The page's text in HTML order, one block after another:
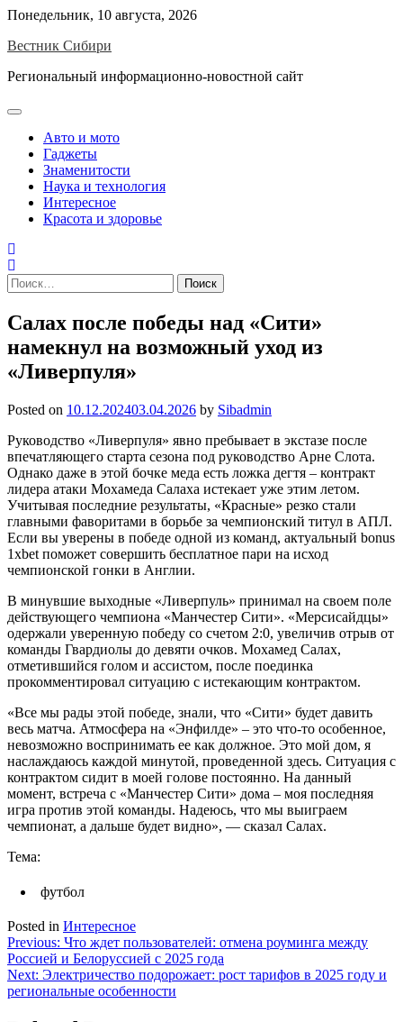
Skip
content
Понедельник, 10 августа, 2026
Вестник Сибири
Региональный информационно-новостной сайт
Авто и мото
Гаджеты
Знаменитости
Наука и технология
Интересное
Красота и здоровье
Найти:
Салах после победы над «Сити»
намекнул на возможный уход из
«Ливерпуля»
Posted on 10.12.202403.04.2026 by Sibadmin
Руководство «Ливерпуля» явно пребывает в экстазе после
впечатляющего старта сезона под руководство Арне Слота.
Однако даже в этой бочке меда есть ложка дегтя – контракт
лидера атаки Мохамеда Салаха истекает уже этим летом.
Учитывая последние результаты, «Красные» резко стали
главными фаворитами в борьбе за чемпионский титул в АПЛ.
Если вы уверены в победе одной из команд, актуальный bonus
1xbet поможет совершить бесплатное пари на исход
чемпионской гонки в Англии.
В минувшие выходные «Ливерпуль» принимал на своем поле
действующего чемпиона «Манчестер Сити». «Мерсисайдцы»
одержали уверенную победу со счетом 2:0, увеличив отрыв от
команды Гвардиолы до девяти очков. Мохамед Салах,
отметившийся голом и ассистом, после поединка
прокомментировал ситуацию с истекающим контрактом.
«Все мы рады этой победе, знали, что «Сити» будет давить
весь матча. Атмосфера на «Энфилде» – это что-то особенное,
невозможно воспринимать ее как должное. Это мой дом, я
наслаждаюсь каждой минутой, проведенной здесь. Ситуация с
контрактом сидит в моей голове постоянно. На данный
момент, встреча с «Манчестер Сити» дома – моя последняя
игра против этой команды. Надеюсь, что мы выиграем
чемпионат, а дальше будет видно», — сказал Салах.
Тема:
футбол
Posted in Интересное
Навигация
по
записям
Previous: Что ждет пользователей: отмена роуминга между
Россией и Белоруссией с 2025 года
Next: Электричество подорожает: рост тарифов в 2025 году и
региональные особенности